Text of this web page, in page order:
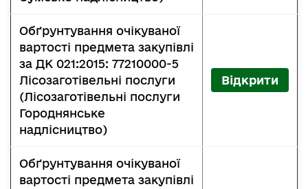
Обґрунтування очікуваної
вартості предмета закупівлі
за ДК 021:2015: 77210000-5
Лісозаготівельні послуги
(Лісозаготівельні послуги
Городнянське
надлісництво)
Відкрити
Обґрунтування очікуваної
вартості предмета закупівлі